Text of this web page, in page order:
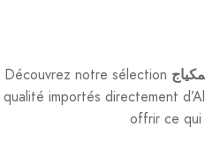
Découvrez notre sélection
qualité importés directement
offrir ce qui